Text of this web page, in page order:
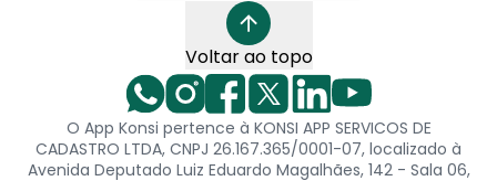
Voltar ao topo
O App Konsi pertence à KONSI APP SERVICOS DE
CADASTRO LTDA, CNPJ 26.167.365/0001-07, localizado à
Avenida Deputado Luiz Eduardo Magalhães, 142 - Sala 06,